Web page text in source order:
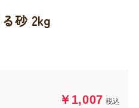
砂 2kg
￥1,007 税込